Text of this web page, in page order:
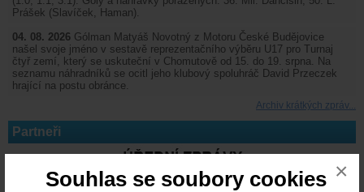
Souhlas se soubory cookies ×
Prášek (Slavíček, Haman).
04. 08. 2026 Gólman Matyáš Novotný z Motoru České Budějovice
našel svoje jméno v sestavě reprezentačního výběru U17 pro Turnaj
čtyř zemí, který se uskuteční v Chomutově od 15. do 19. srpna. Na
seznamu náhradníků se ocitl jeho klubový spoluhráč David Przeczek
hrající na postu obránce.
Archiv krátkých zpráv...
Partneři